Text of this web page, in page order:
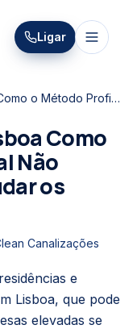
Ligar
Fugas de Água em Lisboa Como o Método Profissional Não Destrutivo Está a Ajudar os Lisboetas
Como
Não
os
Canalizações
e
Lisboa, que pode
elevadas se